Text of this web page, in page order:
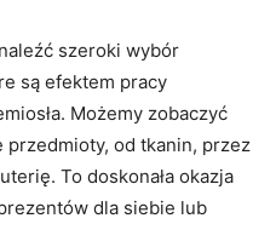
szeroki wybór
​są efektem ⁢pracy
Możemy zobaczyć
od tkanin, przez
To doskonała okazja
dla siebie‌ lub